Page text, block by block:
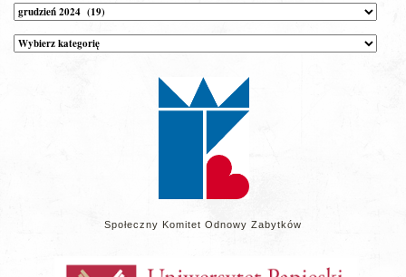
Archiwum
Kategorie
wpisów
Społeczny Komitet Odnowy Zabytków